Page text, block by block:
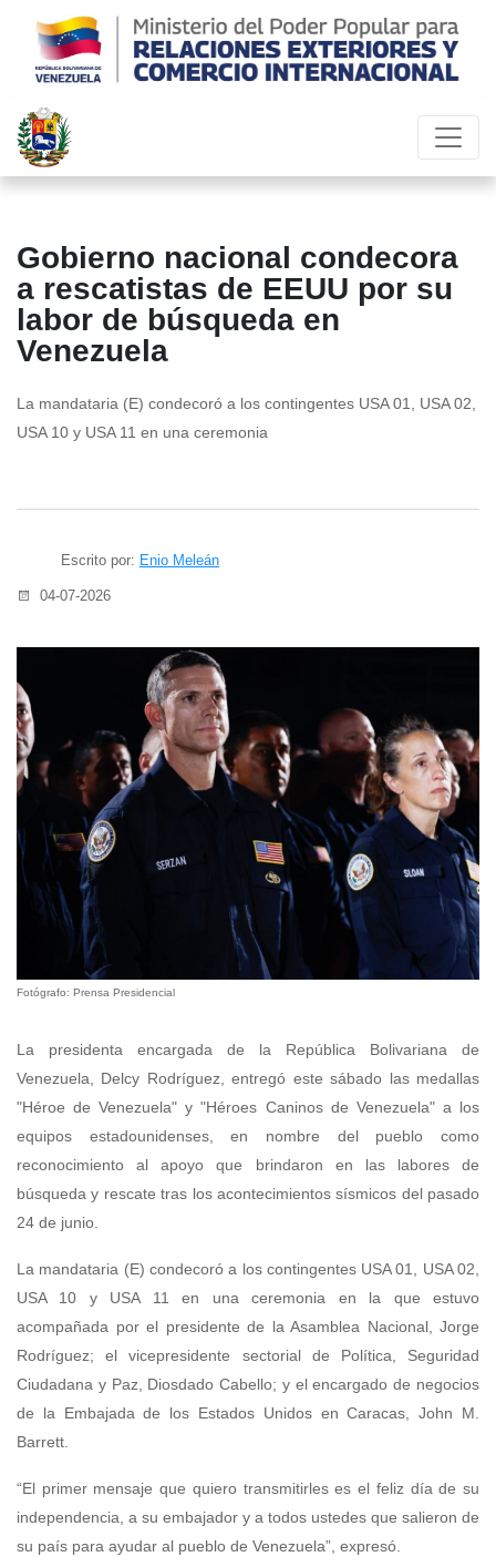
Gobierno nacional condecora
a rescatistas de EEUU por su
labor de búsqueda en
Venezuela
La mandataria (E) condecoró a los contingentes USA 01, USA 02,
USA 10 y USA 11 en una ceremonia
Escrito por: Enio Meleán
04-07-2026
Fotógrafo: Prensa Presidencial
La presidenta encargada de la República Bolivariana de
Venezuela, Delcy Rodríguez, entregó este sábado las medallas
"Héroe de Venezuela" y "Héroes Caninos de Venezuela" a los
equipos estadounidenses, en nombre del pueblo como
reconocimiento al apoyo que brindaron en las labores de
búsqueda y rescate tras los acontecimientos sísmicos del pasado
24 de junio.
La mandataria (E) condecoró a los contingentes USA 01, USA 02,
USA 10 y USA 11 en una ceremonia en la que estuvo
acompañada por el presidente de la Asamblea Nacional, Jorge
Rodríguez; el vicepresidente sectorial de Política, Seguridad
Ciudadana y Paz, Diosdado Cabello; y el encargado de negocios
de la Embajada de los Estados Unidos en Caracas, John M.
Barrett.
“El primer mensaje que quiero transmitirles es el feliz día de su
independencia, a su embajador y a todos ustedes que salieron de
su país para ayudar al pueblo de Venezuela”, expresó.